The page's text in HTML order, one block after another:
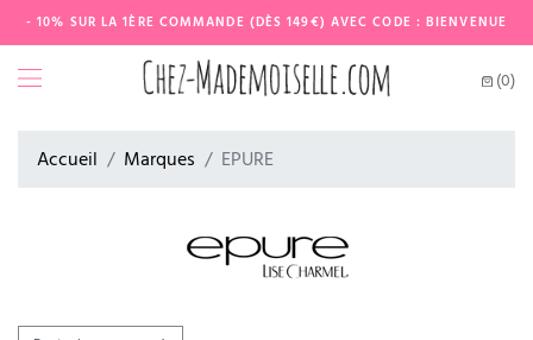
- 10% SUR LA 1ÈRE COMMANDE (DÈS 149€) AVEC CODE : BIENVENUE
(0)
Accueil Marques EPURE